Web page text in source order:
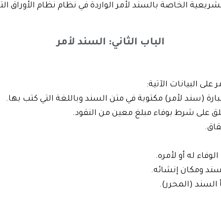
الخاصة بالسند لأمر الواردة في نظام نظام الأوراق التجارية
الباب الثاني: السند لأمر
البيانات الآتية:
(سند لأمر) مكتوبة في متن السند وباللغة التي كتب بها.
على شرط بوفاء مبلغ معين من النقود.
له أو لأمره.
ومكان إنشائه.
السند (المحرر).